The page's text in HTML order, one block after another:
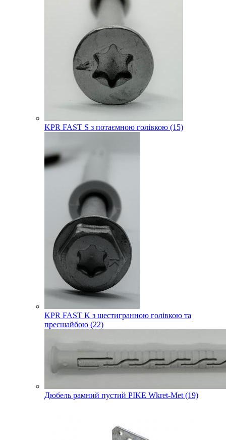
KPR FAST S з потаємною голівкою (15)
KPR FAST K з шестигранною голівкою та
пресшайбою (22)
Дюбель рамний пустий PIKE Wkret-Met (19)